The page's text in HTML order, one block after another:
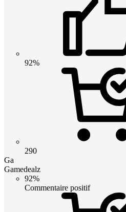
92%
290
Ga
Gamedealz
92%
Commentaire positif